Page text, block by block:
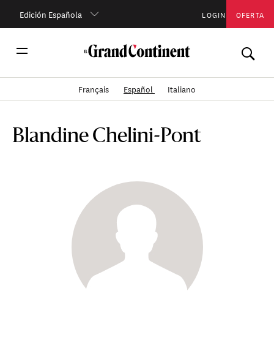
Edición Española LOGIN OFERTA
Français Español Italiano
Blandine Chelini-Pont